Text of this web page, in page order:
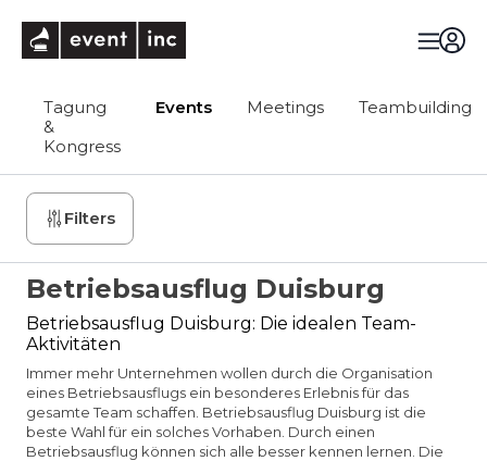
Tagung
&
Kongress
Events Meetings Teambuilding
Filters
Betriebsausflug Duisburg
Betriebsausflug Duisburg: Die idealen Team-
Aktivitäten
Immer mehr Unternehmen wollen durch die Organisation
eines Betriebsausflugs ein besonderes Erlebnis für das
gesamte Team schaffen. Betriebsausflug Duisburg ist die
beste Wahl für ein solches Vorhaben. Durch einen
Betriebsausflug können sich alle besser kennen lernen. Die